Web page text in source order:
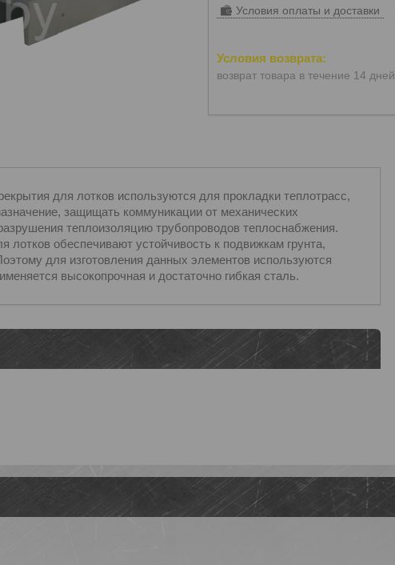
Условия оплаты и доставки
возврат товара в течение 14 дней
для лотков используются для прокладки теплотрасс,
защищать коммуникации от механических
теплоизоляцию трубопроводов теплоснабжения.
лотков обеспечивают устойчивость к подвижкам грунта,
для изготовления данных элементов используются
высокопрочная и достаточно гибкая сталь.